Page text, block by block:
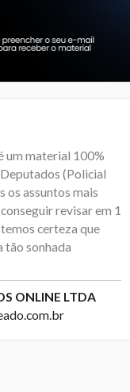
um material 100%
(Policial
os assuntos mais
revisar em 1
certeza que
tão sonhada
ONLINE LTDA